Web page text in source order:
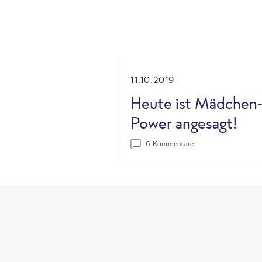
11.10.2019
Heute ist Mädchen-
Power angesagt!
6 Kommentare